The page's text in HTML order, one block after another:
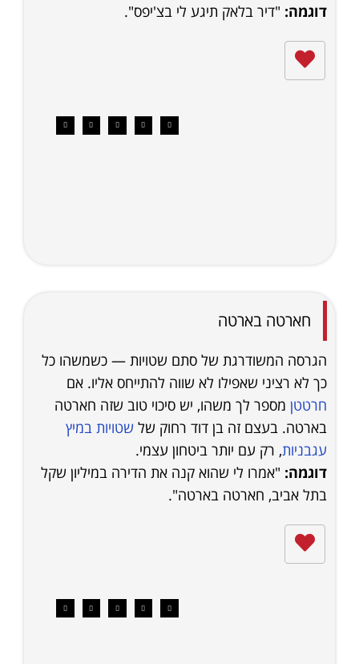
דוגמה: "דיר בלאק תיגע לי בצ'יפס".
חארטה בארטה
הגרסה המשודרגת של סתם שטויות — כשמשהו כל
כך לא רציני שאפילו לא שווה להתייחס אליו. אם
חרטטן מספר לך משהו, יש סיכוי טוב שזה חארטה
בארטה. בעצם זה בן דוד רחוק של שטויות במיץ
עגבניות, רק עם יותר ביטחון עצמי.
דוגמה: "אמרו לי שהוא קנה את הדירה במיליון שקל
בתל אביב, חארטה בארטה".